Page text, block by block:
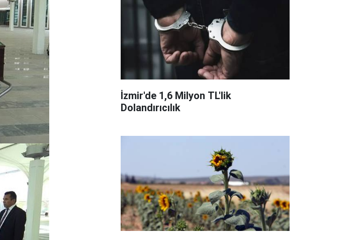
İzmir'de 1,6 Milyon TL'lik
Dolandırıcılık